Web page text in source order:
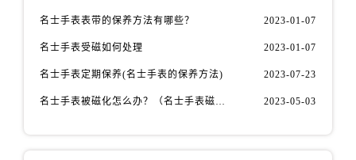
山西省长治市潞州区英雄中路名士售后服务中心（需提前预约）
名士手表表带的保养方法有哪些？ 2023-01-07
名士手表受磁如何处理 2023-01-07
名士手表定期保养(名士手表的保养方法) 2023-07-23
名士手表被磁化怎么办？（名士手表磁化处理方法） 2023-05-03